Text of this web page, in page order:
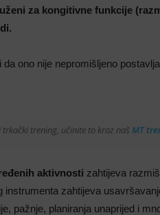
za kongitivne funkcije
ono nije nepromišljeno
trening, učinite to kroz naš MT
aktivnosti zahtijeva
instrumenta zahtijeva
pažnje, planiranja unaprijed i